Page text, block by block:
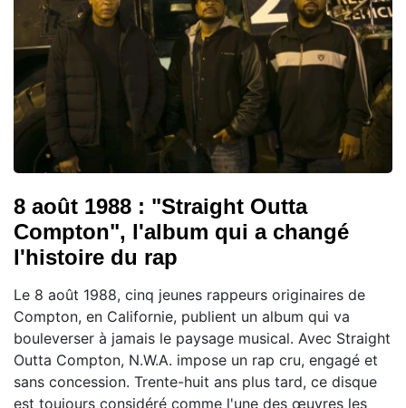
8 août 1988 : "Straight Outta
Compton", l'album qui a changé
l'histoire du rap
Le 8 août 1988, cinq jeunes rappeurs originaires de
Compton, en Californie, publient un album qui va
bouleverser à jamais le paysage musical. Avec Straight
Outta Compton, N.W.A. impose un rap cru, engagé et
sans concession. Trente-huit ans plus tard, ce disque
est toujours considéré comme l'une des œuvres les